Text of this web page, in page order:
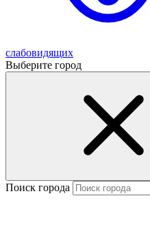
слабовидящих
Выберите город
Поиск города